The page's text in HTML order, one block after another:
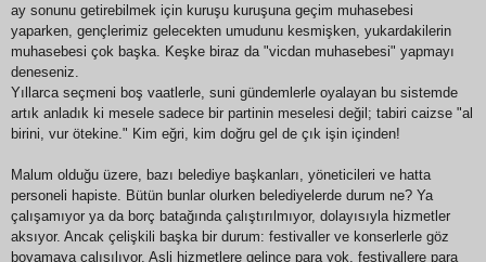
ay sonunu getirebilmek için kuruşu kuruşuna geçim muhasebesi
yaparken, gençlerimiz gelecekten umudunu kesmişken, yukardakilerin
muhasebesi çok başka. Keşke biraz da "vicdan muhasebesi" yapmayı
deneseniz.
Yıllarca seçmeni boş vaatlerle, suni gündemlerle oyalayan bu sistemde
artık anladık ki mesele sadece bir partinin meselesi değil; tabiri caizse "al
birini, vur ötekine." Kim eğri, kim doğru gel de çık işin içinden!
Malum olduğu üzere, bazı belediye başkanları, yöneticileri ve hatta
personeli hapiste. Bütün bunlar olurken belediyelerde durum ne? Ya
çalışamıyor ya da borç batağında çalıştırılmıyor, dolayısıyla hizmetler
aksıyor. Ancak çelişkili başka bir durum: festivaller ve konserlerle göz
boyamaya çalışılıyor. Asli hizmetlere gelince para yok, festivallere para